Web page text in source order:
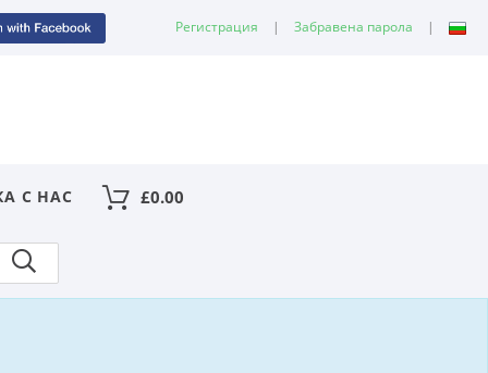
Регистрация | Забравена парола |
С НАС £0.00